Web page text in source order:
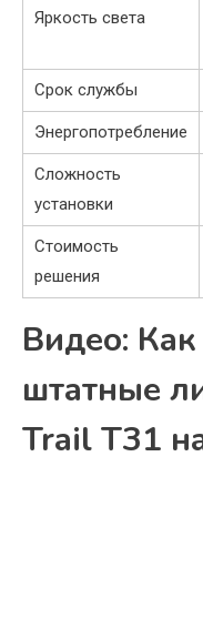
Яркость света
Срок службы
Энергопотребление
Сложность
установки
Стоимость
решения
Видео:
штатные
Trail T31